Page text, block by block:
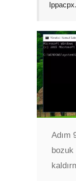
Adım
bozuk